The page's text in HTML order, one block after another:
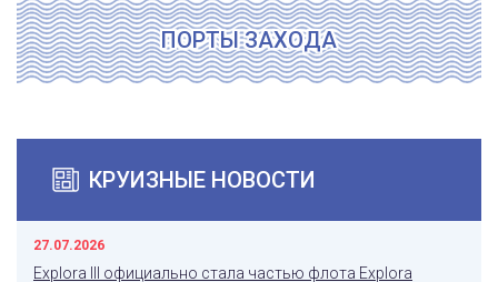
ПОРТЫ ЗАХОДА
КРУИЗНЫЕ НОВОСТИ
27.07.2026
Explora III официально стала частью флота Explora